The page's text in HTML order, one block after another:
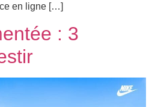
en ligne […]
: 3